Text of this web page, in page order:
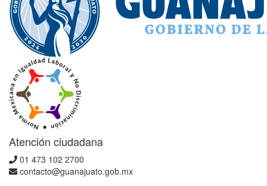
Atención ciudadana
01 473 102 2700
contacto@guanajuato.gob.mx